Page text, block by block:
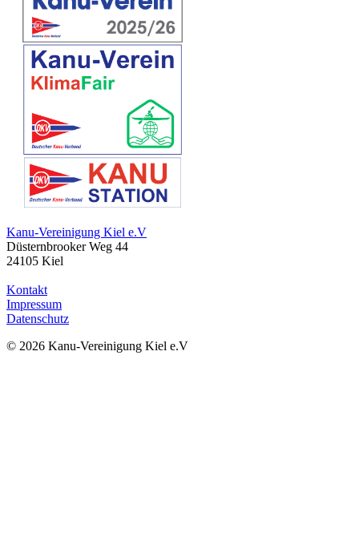
Kanu-Vereinigung Kiel e.V
Düsternbrooker Weg 44
24105 Kiel
Kontakt
Impressum
Datenschutz
© 2026 Kanu-Vereinigung Kiel e.V